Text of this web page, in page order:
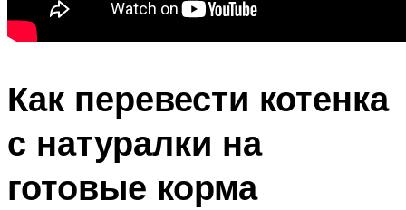
Как перевести котенка
с натуралки на
готовые корма